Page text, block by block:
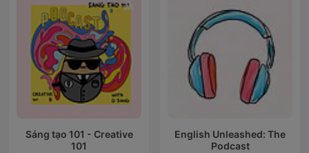
Sáng tạo 101 - Creative
101
English Unleashed: The
Podcast